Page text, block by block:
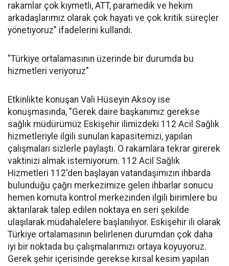
rakamlar çok kıymetli, ATT, paramedik ve hekim
arkadaşlarımız olarak çok hayati ve çok kritik süreçler
yönetiyoruz" ifadelerini kullandı.
"Türkiye ortalamasının üzerinde bir durumda bu
hizmetleri veriyoruz"
Etkinlikte konuşan Vali Hüseyin Aksoy ise
konuşmasında, "Gerek daire başkanımız gerekse
sağlık müdürümüz Eskişehir ilimizdeki 112 Acil Sağlık
hizmetleriyle ilgili sunulan kapasitemizi, yapılan
çalışmaları sizlerle paylaştı. O rakamlara tekrar girerek
vaktinizi almak istemiyorum. 112 Acil Sağlık
Hizmetleri 112'den başlayan vatandaşımızın ihbarda
bulunduğu çağrı merkezimize gelen ihbarlar sonucu
hemen komuta kontrol merkezinden ilgili birimlere bu
aktarılarak talep edilen noktaya en seri şekilde
ulaşılarak müdahalelere başlanılıyor. Eskişehir ili olarak
Türkiye ortalamasının belirlenen durumdan çok daha
iyi bir noktada bu çalışmalarımızı ortaya koyuyoruz.
Gerek şehir içerisinde gerekse kırsal kesim yapılan